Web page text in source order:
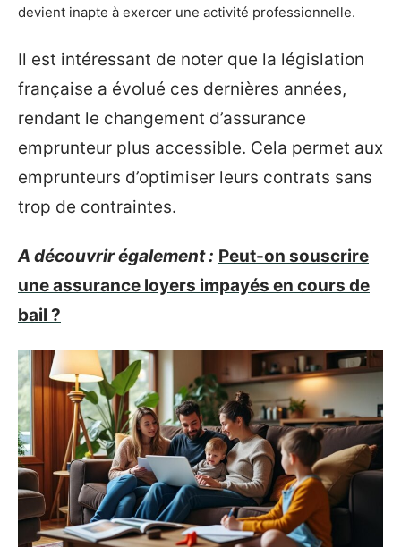
devient inapte à exercer une activité professionnelle.
Il est intéressant de noter que la législation
française a évolué ces dernières années,
rendant le changement d’assurance
emprunteur plus accessible. Cela permet aux
emprunteurs d’optimiser leurs contrats sans
trop de contraintes.
A découvrir également : Peut-on souscrire
une assurance loyers impayés en cours de
bail ?